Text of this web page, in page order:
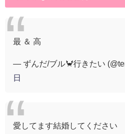
最 ＆ 高
— ずんだ/ブル🦀行きたい
日
愛してます結婚してください